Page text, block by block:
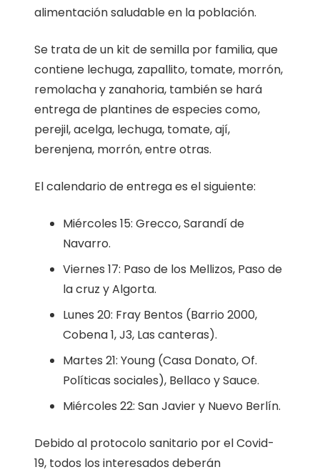
alimentación saludable en la población.
Se trata de un kit de semilla por familia, que
contiene lechuga, zapallito, tomate, morrón,
remolacha y zanahoria, también se hará
entrega de plantines de especies como,
perejil, acelga, lechuga, tomate, ají,
berenjena, morrón, entre otras.
El calendario de entrega es el siguiente:
Miércoles 15: Grecco, Sarandí de
Navarro.
Viernes 17: Paso de los Mellizos, Paso de
la cruz y Algorta.
Lunes 20: Fray Bentos (Barrio 2000,
Cobena 1, J3, Las canteras).
Martes 21: Young (Casa Donato, Of.
Políticas sociales), Bellaco y Sauce.
Miércoles 22: San Javier y Nuevo Berlín.
Debido al protocolo sanitario por el Covid-
19, todos los interesados deberán